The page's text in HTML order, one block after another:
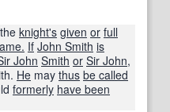
knight's given or full
If John Smith is
John Smith or Sir John,
He may thus be called
formerly have been